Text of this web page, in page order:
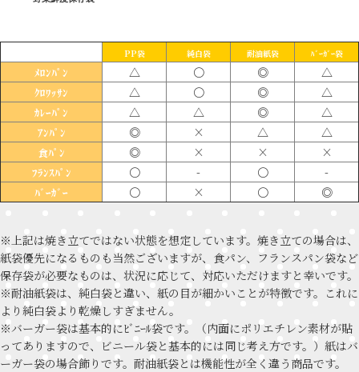
PP袋 純白袋 耐油紙袋 ﾊﾞｰｶﾞｰ袋
ﾒﾛﾝﾊﾟﾝ △ 〇 ◎ △
ｸﾛﾜｯｻﾝ △ 〇 ◎ △
ｶﾚｰﾊﾟﾝ △ △ ◎ △
ｱﾝﾊﾟﾝ ◎ × △ △
食ﾊﾟﾝ ◎ × × ×
ﾌﾗﾝｽﾊﾟﾝ 〇 - 〇 -
ﾊﾞｰｶﾞｰ 〇 × 〇 ◎
※上記は焼き立てではない状態を想定しています。焼き立ての場合は、
紙袋優先になるものも当然ございますが、食パン、フランスパン袋など
保存袋が必要なものは、状況に応じて、対応いただけますと幸いです。
※耐油紙袋は、純白袋と違い、紙の目が細かいことが特徴です。これに
より純白袋より乾燥しすぎません。
※バーガー袋は基本的にﾋﾞﾆｰﾙ袋です。（内面にポリエチレン素材が貼
ってありますので、ビニール袋と基本的には同じ考え方です。）紙はバ
ーガー袋の場合飾りです。耐油紙袋とは機能性が全く違う商品です。